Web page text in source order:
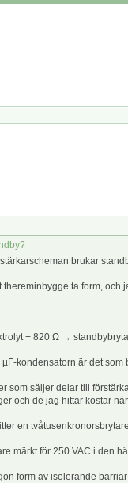
brukar
thereminbygge ta form,
+ 820 Ω →
kondensatorn är det som
som säljer delar till
och de jag hittar kostar
en
märkt för 250 VAC i den
form av isolerande